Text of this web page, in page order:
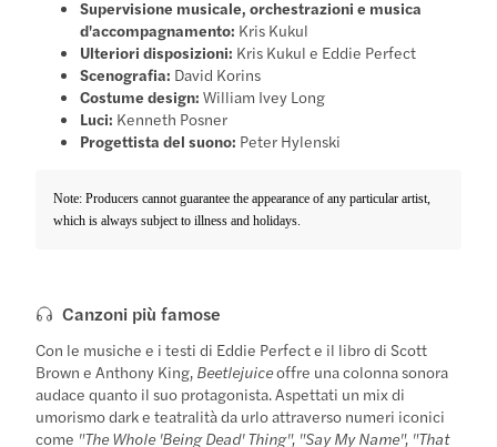
Supervisione musicale, orchestrazioni e musica
d'accompagnamento: Kris Kukul
Ulteriori disposizioni: Kris Kukul e Eddie Perfect
Scenografia: David Korins
Costume design: William Ivey Long
Luci: Kenneth Posner
Progettista del suono: Peter Hylenski
Note: Producers cannot guarantee the appearance of any particular artist,
which is always subject to illness and holidays.
Canzoni più famose
Con le musiche e i testi di Eddie Perfect e il libro di Scott
Brown e Anthony King, Beetlejuiceoffre una colonna sonora
audace quanto il suo protagonista. Aspettati un mix di
umorismo dark e teatralità da urlo attraverso numeri iconici
come "The Whole 'Being Dead' Thing", "Say My Name", "That